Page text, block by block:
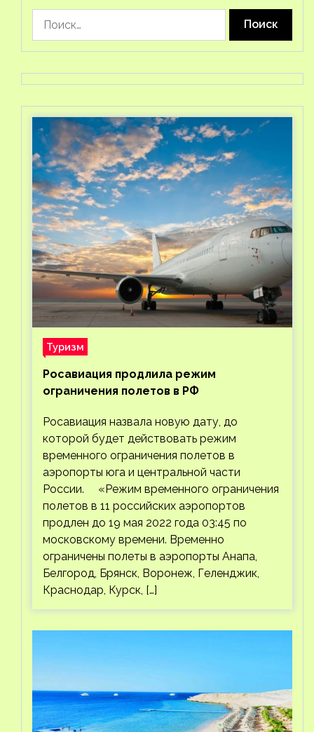
Туризм
Росавиация продлила режим
ограничения полетов в РФ
Росавиация назвала новую дату, до
которой будет действовать режим
временного ограничения полетов в
аэропорты юга и центральной части
России. «Режим временного ограничения
полетов в 11 российских аэропортов
продлен до 19 мая 2022 года 03:45 по
московскому времени. Временно
ограничены полеты в аэропорты Анапа,
Белгород, Брянск, Воронеж, Геленджик,
Краснодар, Курск, […]